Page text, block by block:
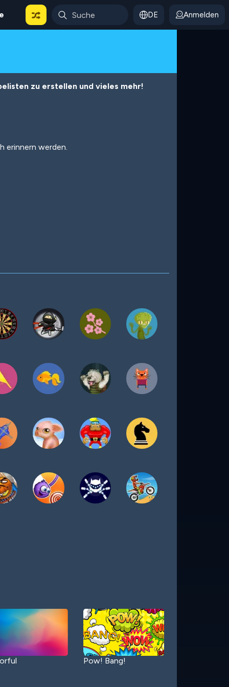
DE Anmelden
zu erstellen und vieles mehr!
erinnern werden.
Pow! Bang!